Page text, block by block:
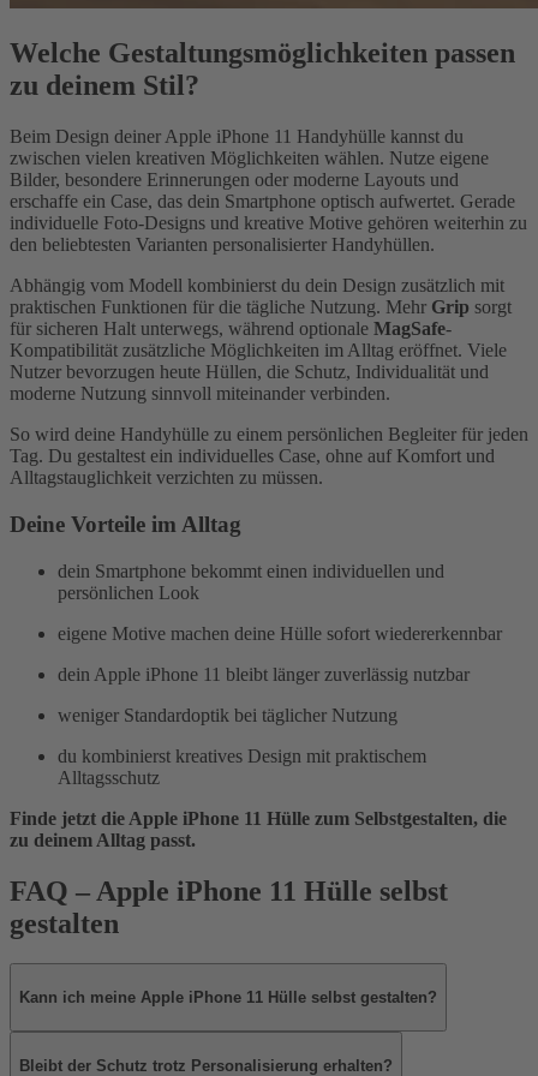
Welche Gestaltungsmöglichkeiten passen
zu deinem Stil?
Beim Design deiner Apple iPhone 11 Handyhülle kannst du
zwischen vielen kreativen Möglichkeiten wählen. Nutze eigene
Bilder, besondere Erinnerungen oder moderne Layouts und
erschaffe ein Case, das dein Smartphone optisch aufwertet. Gerade
individuelle Foto-Designs und kreative Motive gehören weiterhin zu
den beliebtesten Varianten personalisierter Handyhüllen.
Abhängig vom Modell kombinierst du dein Design zusätzlich mit
praktischen Funktionen für die tägliche Nutzung. Mehr Grip sorgt
für sicheren Halt unterwegs, während optionale MagSafe-
Kompatibilität zusätzliche Möglichkeiten im Alltag eröffnet. Viele
Nutzer bevorzugen heute Hüllen, die Schutz, Individualität und
moderne Nutzung sinnvoll miteinander verbinden.
So wird deine Handyhülle zu einem persönlichen Begleiter für jeden
Tag. Du gestaltest ein individuelles Case, ohne auf Komfort und
Alltagstauglichkeit verzichten zu müssen.
Deine Vorteile im Alltag
dein Smartphone bekommt einen individuellen und
persönlichen Look
eigene Motive machen deine Hülle sofort wiedererkennbar
dein Apple iPhone 11 bleibt länger zuverlässig nutzbar
weniger Standardoptik bei täglicher Nutzung
du kombinierst kreatives Design mit praktischem
Alltagsschutz
Finde jetzt die Apple iPhone 11 Hülle zum Selbstgestalten, die
zu deinem Alltag passt.
FAQ – Apple iPhone 11 Hülle selbst
gestalten
Kann ich meine Apple iPhone 11 Hülle selbst gestalten?
Bleibt der Schutz trotz Personalisierung erhalten?